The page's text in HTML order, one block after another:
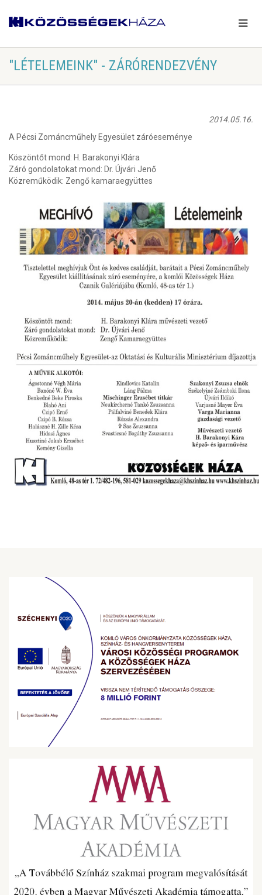
"LÉTELEMEINK" - ZÁRÓRENDEZVÉNY
2014.05.16.
A Pécsi Zománcműhely Egyesület záróeseménye
Köszöntőt mond: H. Barakonyi Klára
Záró gondolatokat mond: Dr. Újvári Jenő
Közreműködik: Zengő kamaraegyüttes